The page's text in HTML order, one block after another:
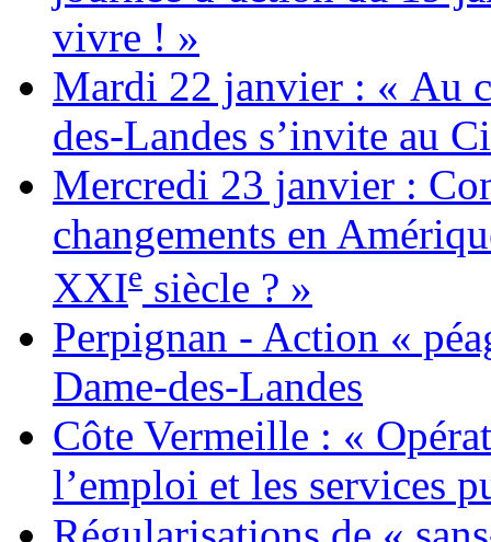
vivre ! »
Mardi 22 janvier : « Au
des-Landes s’invite au
Mercredi 23 janvier :
changements en
XXIe siècle ? »
Perpignan - Action «
Dame-des-Landes
Côte Vermeille : «
l’emploi et les services